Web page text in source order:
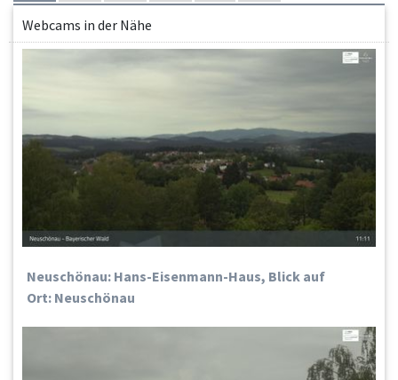
Webcams in der Nähe
Neuschönau: Hans-Eisenmann-Haus, Blick auf
Ort: Neuschönau